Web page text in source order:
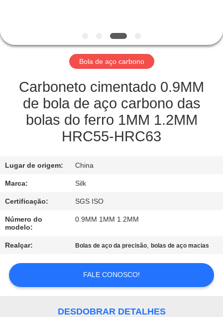
QUALIDADE
CONTACTE-
NOS
NOTÍCIA
PEÇA
UMAS
CITAÇÕES
MAPA
DO
SITE
PRIVACY
Bola de aço carbono
Carboneto cimentado 0.9MM
de bola de aço carbono das
bolas do ferro 1MM 1.2MM
HRC55-HRC63
Lugar de origem: China
Marca: Silk
Certificação: SGS ISO
Número do
modelo:
0.9MM 1MM 1.2MM
Realçar: Bolas de aço da precisão,bolas de aço macias
FALE CONOSCO!
DESDOBRAR DETALHES